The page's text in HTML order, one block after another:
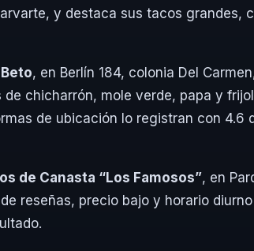
y destaca sus tacos grandes,
, en Berlín 184, colonia Del
chicharrón, mole verde, papa y
de ubicación lo registran con 4.6
de Canasta “Los Famosos”, en
reseñas, precio bajo y horario